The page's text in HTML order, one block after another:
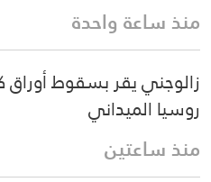
منذ ساعة واحدة
زالوجني يقر بسقوط
روسيا الميداني
منذ ساعتين